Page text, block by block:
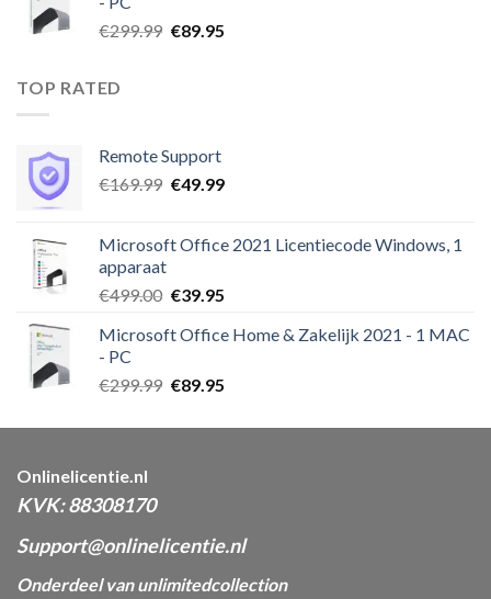
€299.99 Oorspronkelijke
€89.95Huidige
TOP RATED
Remote Support
€169.99 Oorspronkelijke
€169.99.
€49.99Huidige
€49.99.
Microsoft Office 2021 Licentiecode Windows, 1
apparaat
€499.00 Oorspronkelijke
was:
€39.95Huidige
is:
Microsoft Office Home & Zakelijk 2021 - 1 MAC
- PC
€299.99 Oorspronkelijke
was:
€89.95Huidige
is:
Onlinelicentie.nl
KVK: 88308170
Support@onlinelicentie.nl
Onderdeel van unlimitedcollection